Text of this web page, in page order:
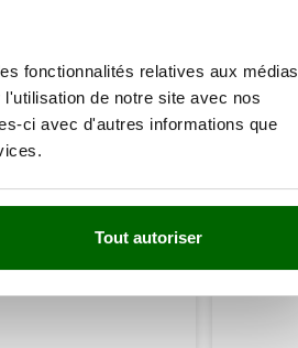
fonctionnalités relatives aux médias
de notre site avec nos
ci avec d'autres informations que
Tout autoriser